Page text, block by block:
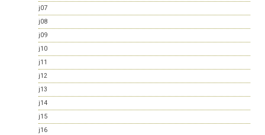
j07
j08
j09
j10
j11
j12
j13
j14
j15
j16